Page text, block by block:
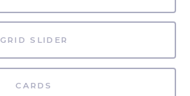
GRID SLIDER
CARDS